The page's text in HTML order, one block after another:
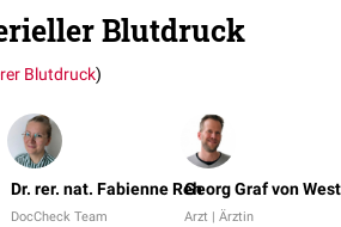
Blutdruck
Blutdruck)
Dr. rer. nat. Fabienne Reh
DocCheck Team
Georg Graf von
Arzt | Ärztin